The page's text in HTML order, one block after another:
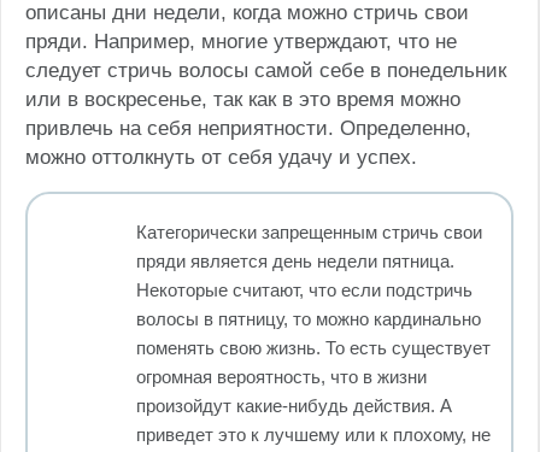
описаны дни недели, когда можно стричь свои
пряди. Например, многие утверждают, что не
следует стричь волосы самой себе в понедельник
или в воскресенье, так как в это время можно
привлечь на себя неприятности. Определенно,
можно оттолкнуть от себя удачу и успех.
Категорически запрещенным стричь свои
пряди является день недели пятница.
Некоторые считают, что если подстричь
волосы в пятницу, то можно кардинально
поменять свою жизнь. То есть существует
огромная вероятность, что в жизни
произойдут какие-нибудь действия. А
приведет это к лучшему или к плохому, не